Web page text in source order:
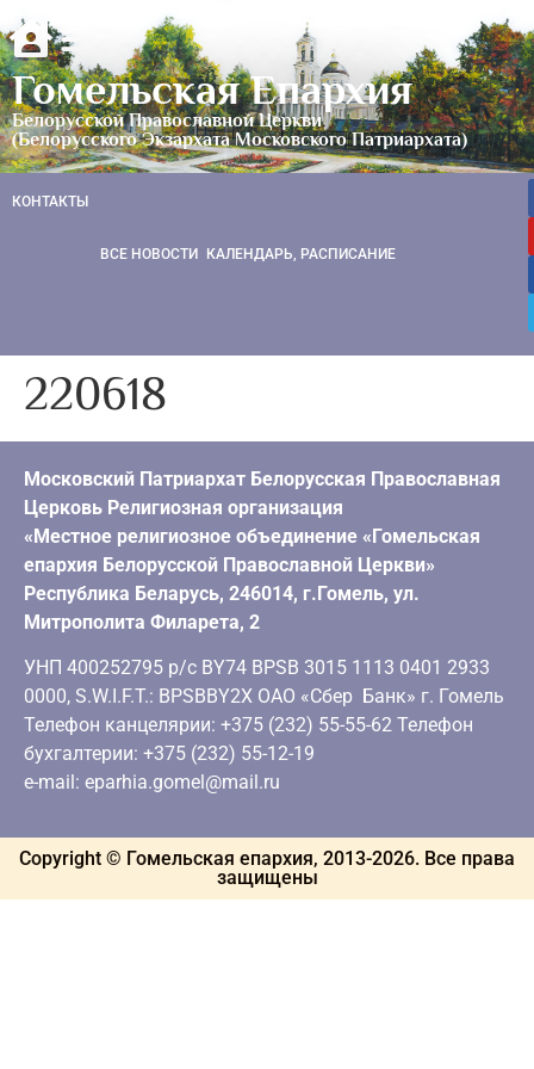
Гомельская Епархия
Белорусской Православной Церкви
(Белорусского Экзархата Московского Патриархата)
КОНТАКТЫ
ВСЕ НОВОСТИ КАЛЕНДАРЬ, РАСПИСАНИЕ
220618
Московский Патриархат Белорусская Православная
Церковь Религиозная организация
«Местное религиозное объединение «Гомельская
епархия Белорусской Православной Церкви»
Республика Беларусь, 246014, г.Гомель, ул.
Митрополита Филарета, 2
УНП 400252795 р/с BY74 BPSB 3015 1113 0401 2933
0000, S.W.I.F.T.: BPSBBY2X ОАО «Сбер Банк» г. Гомель
Телефон канцелярии: +375 (232) 55-55-62 Телефон
бухгалтерии: +375 (232) 55-12-19
e-mail: eparhia.gomel@mail.ru
Copyright © Гомельская епархия, 2013-2026. Все права
защищены